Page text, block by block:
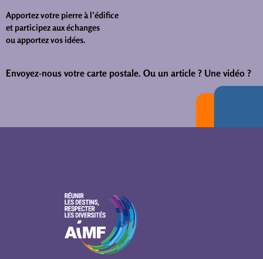
Apportez votre pierre à l’édifice
et participez aux échanges
ou apportez vos idées.
Envoyez-nous votre carte postale. Ou un article ? Une vidéo ?